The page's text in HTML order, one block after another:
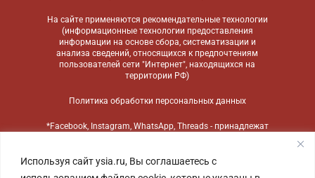
Используя сайт ysia.ru, Вы соглашаетесь с
На сайте применяются рекомендательные технологии
(информационные технологии предоставления
информации на основе сбора, систематизации и
анализа сведений, относящихся к предпочтениям
пользователей сети "Интернет", находящихся на
территории РФ)
Политика обработки персональных данных
*Facebook, Instagram, WhatsApp, Threads - принадлежат